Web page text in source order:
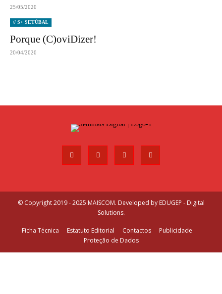
25/05/2020
// S+ SETÚBAL
Porque (C)oviDizer!
20/04/2020
© Copyright 2019 - 2025 MAISCOM. Developed by EDUGEP - Digital
Solutions.
Ficha Técnica Estatuto Editorial Contactos
Publicidade
Proteção de Dados